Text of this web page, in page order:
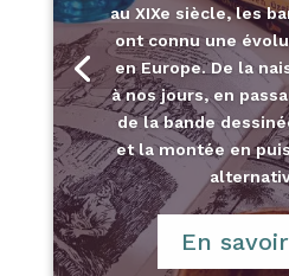
au XIXe siècle, les
ont connu une
en Europe. De la
à nos jours, en
de la bande
et la montée en
En